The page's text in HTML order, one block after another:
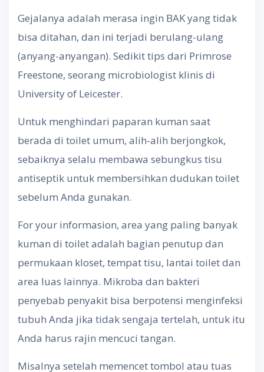
Gejalanya adalah merasa ingin BAK yang tidak
bisa ditahan, dan ini terjadi berulang-ulang
(anyang-anyangan). Sedikit tips dari Primrose
Freestone, seorang microbiologist klinis di
University of Leicester.
Untuk menghindari paparan kuman saat
berada di toilet umum, alih-alih berjongkok,
sebaiknya selalu membawa sebungkus tisu
antiseptik untuk membersihkan dudukan toilet
sebelum Anda gunakan.
For your informasion, area yang paling banyak
kuman di toilet adalah bagian penutup dan
permukaan kloset, tempat tisu, lantai toilet dan
area luas lainnya. Mikroba dan bakteri
penyebab penyakit bisa berpotensi menginfeksi
tubuh Anda jika tidak sengaja tertelah, untuk itu
Anda harus rajin mencuci tangan.
Misalnya setelah memencet tombol atau tuas